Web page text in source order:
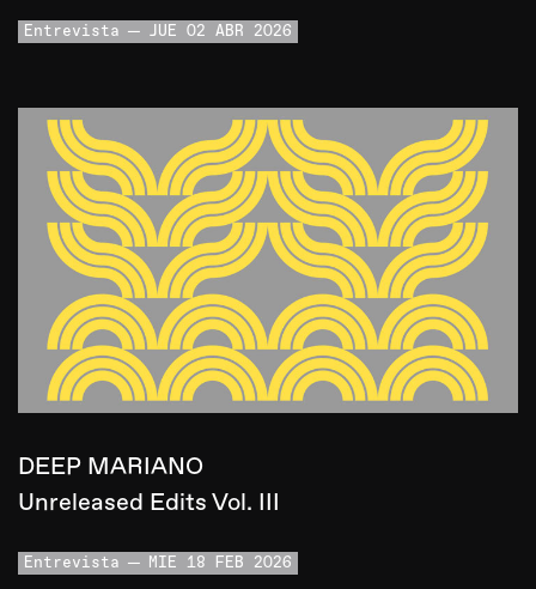
Entrevista JUE 02 ABR 2026
DEEP MARIANO
Unreleased Edits Vol. III
Entrevista MIE 18 FEB 2026